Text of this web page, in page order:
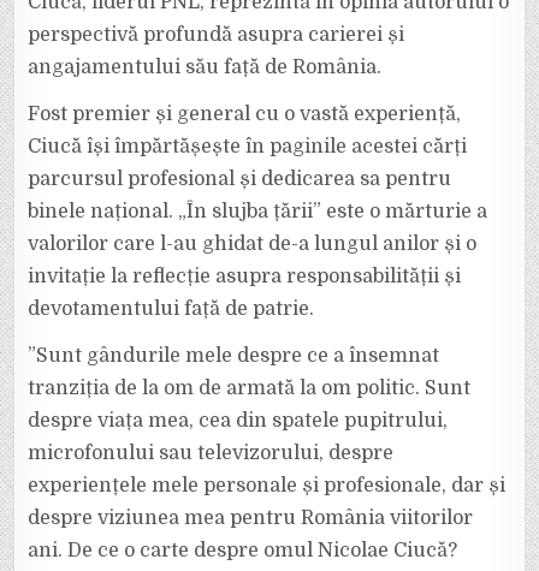
DE
FRONT
perspectivă profundă asupra carierei și
angajamentului său față de România.
Fost premier și general cu o vastă experiență,
Ciucă își împărtășește în paginile acestei cărți
parcursul profesional și dedicarea sa pentru
binele național. „În slujba țării” este o mărturie a
valorilor care l-au ghidat de-a lungul anilor și o
invitație la reflecție asupra responsabilității și
devotamentului față de patrie.
”Sunt gândurile mele despre ce a însemnat
tranziția de la om de armată la om politic. Sunt
despre viața mea, cea din spatele pupitrului,
microfonului sau televizorului, despre
experiențele mele personale și profesionale, dar și
despre viziunea mea pentru România viitorilor
ani. De ce o carte despre omul Nicolae Ciucă?